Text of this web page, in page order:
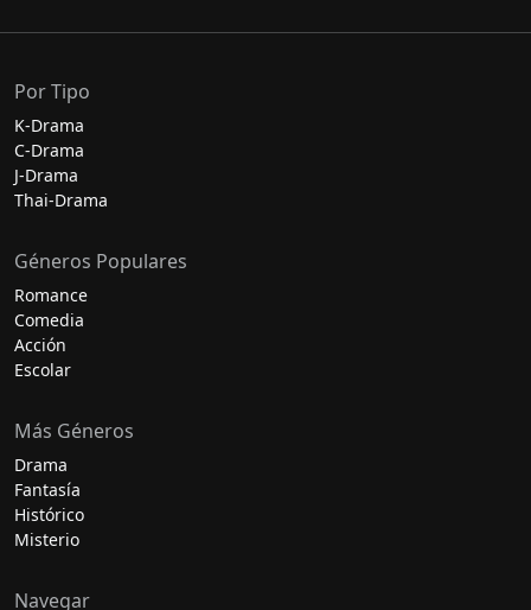
Por Tipo
K-Drama
C-Drama
J-Drama
Thai-Drama
Géneros Populares
Romance
Comedia
Acción
Escolar
Más Géneros
Drama
Fantasía
Histórico
Misterio
Navegar